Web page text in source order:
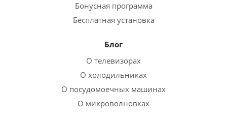
Бонусная программа
Бесплатная установка
Блог
О телевизорах
О холодильниках
О посудомоечных машинах
О микроволновках